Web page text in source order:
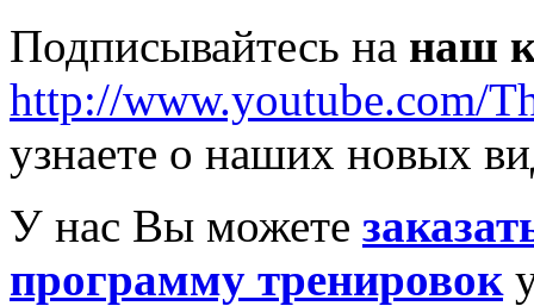
Подписывайтесь на наш
http://www.youtube.com/
узнаете о наших новых
У нас Вы можете
программу тренировок